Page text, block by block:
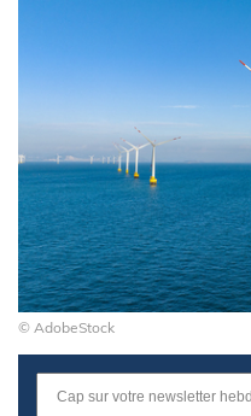
© AdobeStock